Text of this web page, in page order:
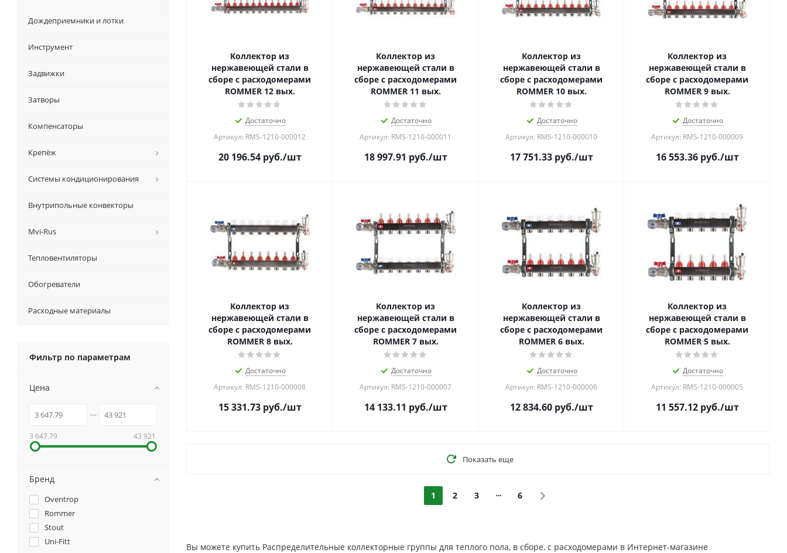
Коллектор из
нержавеющей стали в
сборе с расходомерами
ROMMER 12 вых.
Достаточно
Артикул: RMS-1210-000012
20 196.54руб./шт
Коллектор из
нержавеющей стали в
сборе с расходомерами
ROMMER 11 вых.
Достаточно
Артикул: RMS-1210-000011
18 997.91 руб./шт
Коллектор из
нержавеющей стали в
сборе с расходомерами
ROMMER 10 вых.
Достаточно
Артикул: RMS-1210-000010
17 751.33руб./шт
Коллектор из
нержавеющей стали в
сборе с расходомерами
ROMMER 9 вых.
Достаточно
Артикул: RMS-1210-000009
16 553.36руб./шт
Коллектор из
нержавеющей стали в
сборе с расходомерами
ROMMER 8 вых.
Достаточно
Артикул: RMS-1210-000008
15 331.73руб./шт
Коллектор из
нержавеющей стали в
сборе с расходомерами
ROMMER 7 вых.
Достаточно
Артикул: RMS-1210-000007
14 133.11 руб./шт
Коллектор из
нержавеющей стали в
сборе с расходомерами
ROMMER 6 вых.
Достаточно
Артикул: RMS-1210-000006
12 834.60руб./шт
Коллектор из
нержавеющей стали в
сборе с расходомерами
ROMMER 5 вых.
Достаточно
Артикул: RMS-1210-000005
11 557.12руб./шт
Показать еще
1 2 3 6
Вы можете купить Распределительные коллекторные группы для теплого пола, в сборе, с расходомерами в Интернет-магазине
Дождеприемники и лотки
Инструмент
Задвижки
Затворы
Компенсаторы
Крепёж
Системы кондиционирования
Внутрипольные конвекторы
Mvi-Rus
Тепловентиляторы
Обогреватели
Расходные материалы
Фильтр по параметрам
Цена
3 647.79 43 921
Бренд
Oventrop
Rommer
Stout
Uni-Fitt